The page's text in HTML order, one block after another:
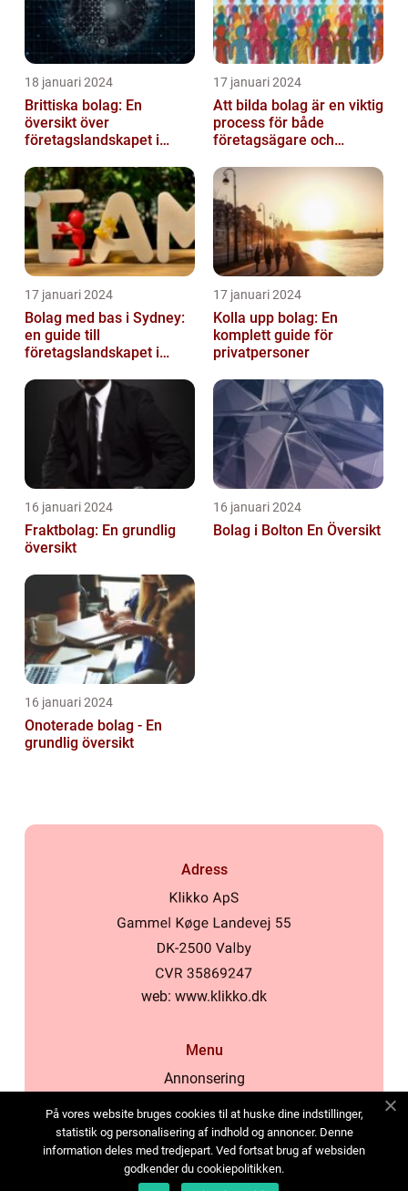
18 januari 2024
Brittiska bolag: En
översikt över
företagslandskapet i
17 januari 2024
Att bilda bolag är en viktig
process för både
företagsägare och
etablera en ...
17 januari 2024
Bolag med bas i Sydney:
en guide till
företagslandskapet i
stad
17 januari 2024
Kolla upp bolag: En
komplett guide för
privatpersoner
16 januari 2024
Fraktbolag: En grundlig
översikt
16 januari 2024
Bolag i Bolton En Översikt
16 januari 2024
Onoterade bolag - En
grundlig översikt
Adress
web: www.klikko.dk
Menu
Annonsering
Cookies
Kontakta oss
Sitemap
På vores website bruges cookies til at huske dine indstillinger,
statistik og personalisering af indhold og annoncer. Denne
information deles med tredjepart. Ved fortsat brug af websiden
godkender du cookiepolitikken.